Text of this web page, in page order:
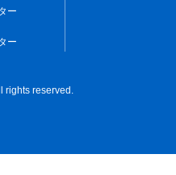
ー
ー
reserved.